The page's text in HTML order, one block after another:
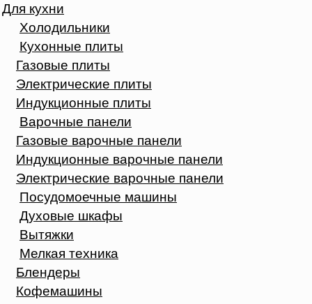
Для кухни
Холодильники
Кухонные плиты
Газовые плиты
Электрические плиты
Индукционные плиты
Варочные панели
Газовые варочные панели
Индукционные варочные панели
Электрические варочные панели
Посудомоечные машины
Духовые шкафы
Вытяжки
Мелкая техника
Блендеры
Кофемашины